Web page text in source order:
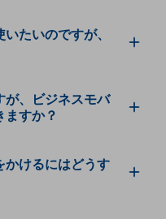
たいのですが、
が、ビジネスモバ
すか？
かけるにはどうす